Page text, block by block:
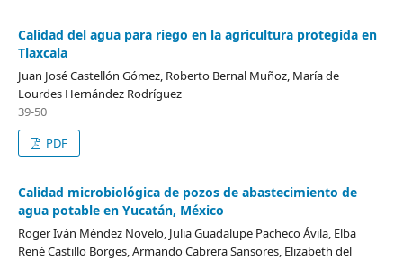
Calidad del agua para riego en la agricultura protegida en
Tlaxcala
Juan José Castellón Gómez, Roberto Bernal Muñoz, María de
Lourdes Hernández Rodríguez
39-50
PDF
Calidad microbiológica de pozos de abastecimiento de
agua potable en Yucatán, México
Roger Iván Méndez Novelo, Julia Guadalupe Pacheco Ávila, Elba
René Castillo Borges, Armando Cabrera Sansores, Elizabeth del